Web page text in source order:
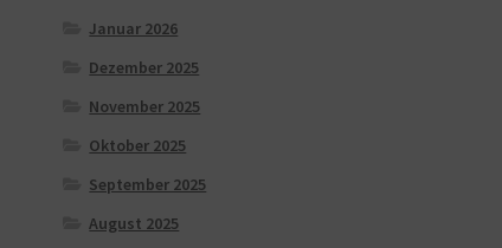
Januar 2026
Dezember 2025
November 2025
Oktober 2025
September 2025
August 2025